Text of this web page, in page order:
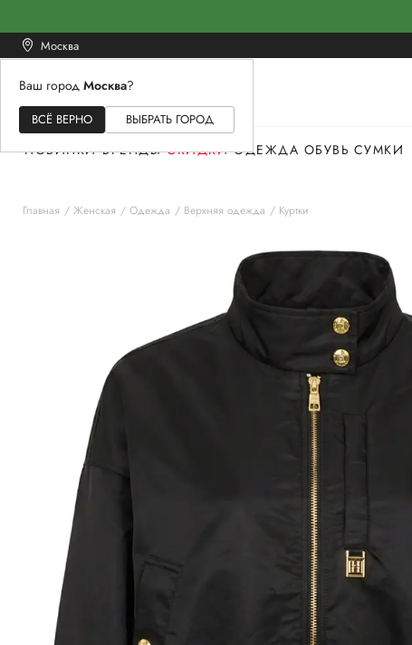
Москва
Ваш город Москва?
ВСЁ ВЕРНО ВЫБРАТЬ ГОРОД
ЖЕНСКОЕМУЖСКОЕ
НОВИНКИ БРЕНДЫ СКИДКИ ОДЕЖДА ОБУВЬ СУМКИ
Главная Женская Одежда Верхняя одежда Куртки